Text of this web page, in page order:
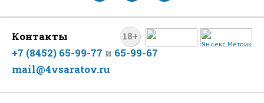
18+
Контакты
+7 (8452) 65-99-77 и 65-99-67
mail@4vsaratov.ru